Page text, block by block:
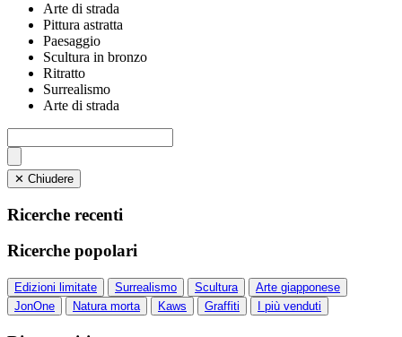
Arte di strada
Pittura astratta
Paesaggio
Scultura in bronzo
Ritratto
Surrealismo
Arte di strada
✕ Chiudere
Ricerche recenti
Ricerche popolari
Edizioni limitate Surrealismo Scultura
Arte giapponese
JonOne
Natura morta Kaws Graffiti I più venduti